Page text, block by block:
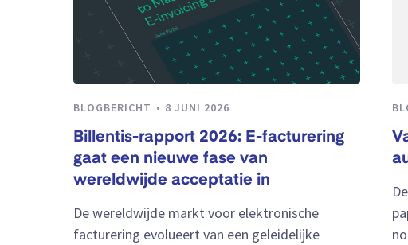
BLOGBERICHT 8 JUNI 2026
Billentis-rapport 2026: E-facturering
gaat een nieuwe fase van
wereldwijde acceptatie in
De wereldwijde markt voor elektronische
facturering evolueert van een geleidelijke